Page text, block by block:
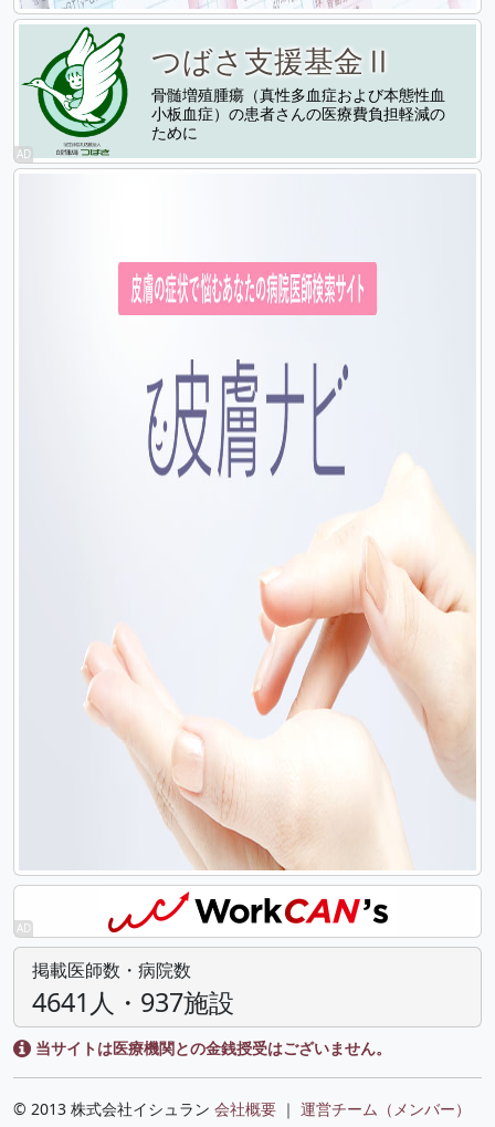
つばさ支援基金Ⅱ
骨髄増殖腫瘍（真性多血症および本態性血
小板血症）の患者さんの医療費負担軽減の
ために
掲載医師数・病院数
4641人・937施設
当サイトは医療機関との金銭授受はございません。
© 2013 株式会社イシュラン 会社概要 ｜ 運営チーム（メンバー）